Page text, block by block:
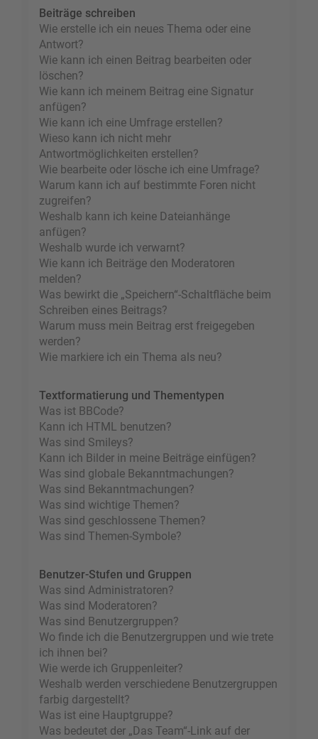
Beiträge schreiben
Wie erstelle ich ein neues Thema oder eine
Antwort?
Wie kann ich einen Beitrag bearbeiten oder
löschen?
Wie kann ich meinem Beitrag eine Signatur
anfügen?
Wie kann ich eine Umfrage erstellen?
Wieso kann ich nicht mehr
Antwortmöglichkeiten erstellen?
Wie bearbeite oder lösche ich eine Umfrage?
Warum kann ich auf bestimmte Foren nicht
zugreifen?
Weshalb kann ich keine Dateianhänge
anfügen?
Weshalb wurde ich verwarnt?
Wie kann ich Beiträge den Moderatoren
melden?
Was bewirkt die „Speichern“-Schaltfläche beim
Schreiben eines Beitrags?
Warum muss mein Beitrag erst freigegeben
werden?
Wie markiere ich ein Thema als neu?
Textformatierung und Thementypen
Was ist BBCode?
Kann ich HTML benutzen?
Was sind Smileys?
Kann ich Bilder in meine Beiträge einfügen?
Was sind globale Bekanntmachungen?
Was sind Bekanntmachungen?
Was sind wichtige Themen?
Was sind geschlossene Themen?
Was sind Themen-Symbole?
Benutzer-Stufen und Gruppen
Was sind Administratoren?
Was sind Moderatoren?
Was sind Benutzergruppen?
Wo finde ich die Benutzergruppen und wie trete
ich ihnen bei?
Wie werde ich Gruppenleiter?
Weshalb werden verschiedene Benutzergruppen
farbig dargestellt?
Was ist eine Hauptgruppe?
Was bedeutet der „Das Team“-Link auf der